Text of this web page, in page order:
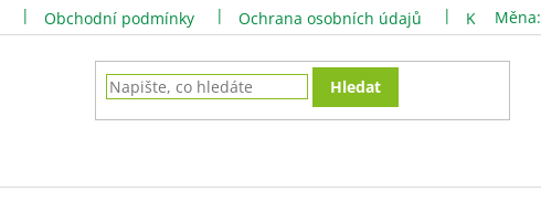
Obchodní podmínky Ochrana osobních údajů Kontakty
Měna:
Hledat